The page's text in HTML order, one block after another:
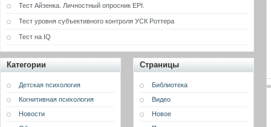
Тест Айзенка. Личностный опросник EPI.
Тест уровня субъективного контроля УСК Роттера
Тест на IQ
Категории
Детская психология
Когнитивная психология
Новости
Страницы
Библиотека
Видео
Новое